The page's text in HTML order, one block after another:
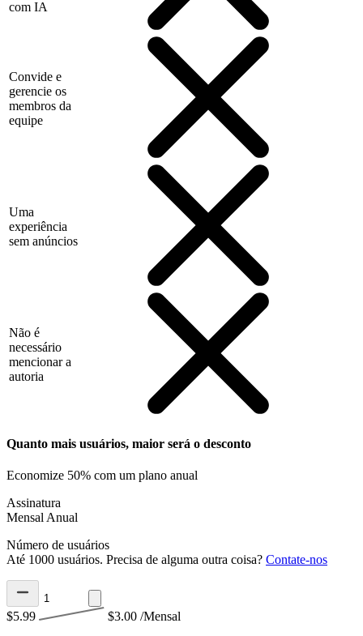
com IA
Convide e
gerencie os
membros da
equipe
Uma
experiência
sem anúncios
Não é
necessário
mencionar a
autoria
Quanto mais usuários, maior será o desconto
Economize 50% com um plano anual
Assinatura
Mensal Anual
Número de usuários
Até 1000 usuários. Precisa de alguma outra coisa? Contate-nos
$5.99 $3.00 /Mensal